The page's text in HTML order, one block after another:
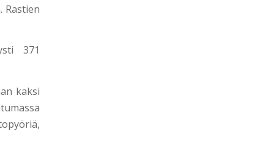
Rastien
371
kaksi